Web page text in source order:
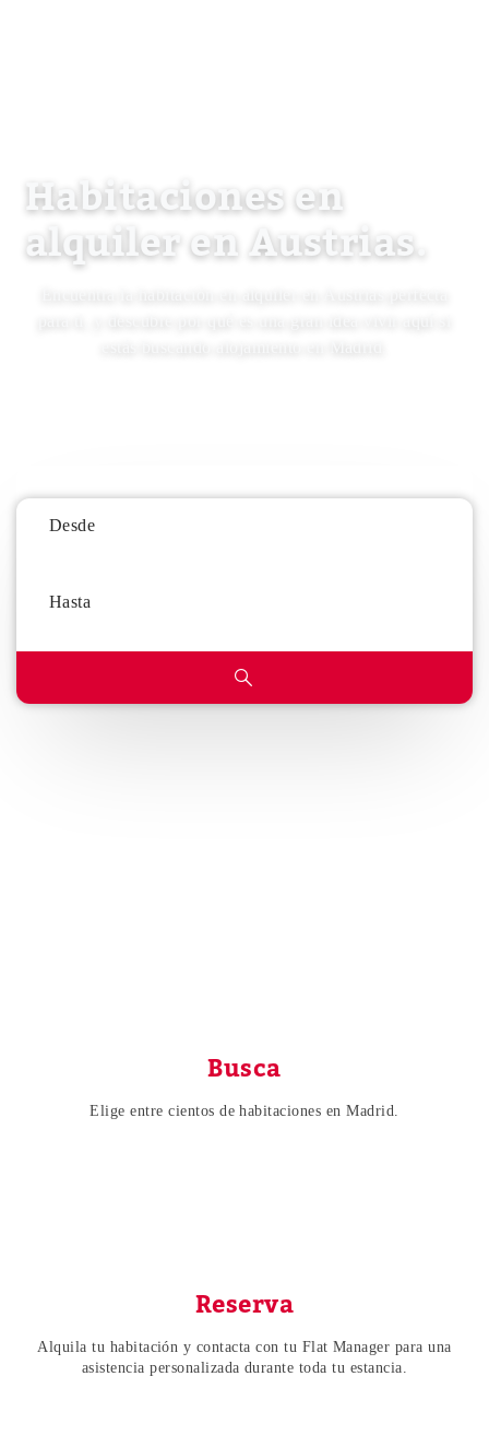
Habitaciones en
alquiler en Austrias.
Busca
Elige entre cientos de habitaciones en Madrid.
Reserva
Alquila tu habitación y contacta con tu Flat Manager para una
asistencia personalizada durante toda tu estancia.